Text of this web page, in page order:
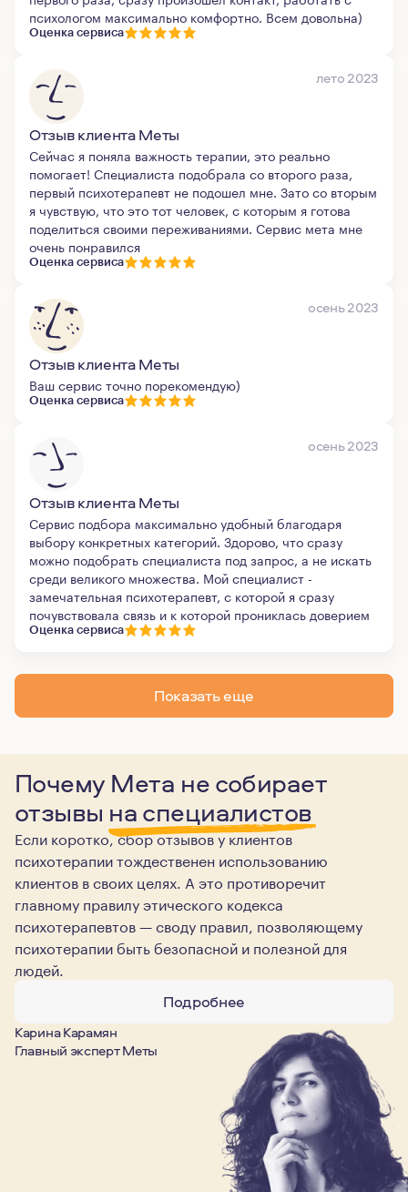
психологом максимально комфортно. Всем довольна)
Оценка сервиса
лето 2023
Отзыв клиента Меты
Сейчас я поняла важность терапии, это реально
помогает! Специалиста подобрала со второго раза,
первый психотерапевт не подошел мне. Зато со вторым
я чувствую, что это тот человек, с которым я готова
поделиться своими переживаниями. Сервис мета мне
очень понравился
Оценка сервиса
осень 2023
Отзыв клиента Меты
Ваш сервис точно порекомендую)
Оценка сервиса
осень 2023
Отзыв клиента Меты
Сервис подбора максимально удобный благодаря
выбору конкретных категорий. Здорово, что сразу
можно подобрать специалиста под запрос, а не искать
среди великого множества. Мой специалист -
замечательная психотерапевт, с которой я сразу
почувствовала связь и к которой прониклась доверием
Оценка сервиса
Показать еще
Почему Мета не собирает
отзывы на специалистов
Если коротко, сбор отзывов у клиентов
психотерапии тождественен использованию
клиентов в своих целях. А это противоречит
главному правилу этического кодекса
психотерапевтов — своду правил, позволяющему
психотерапии быть безопасной и полезной для
людей.
Подробнее
Карина Карамян
Главный эксперт Меты